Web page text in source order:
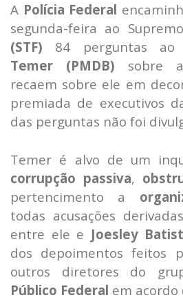
A Polícia Federal
segunda-feira ao
(STF) 84 perguntas ao
Temer (PMDB) sobre
recaem sobre ele em
premiada de executivos
das perguntas não foi
Temer é alvo de um
corrupção passiva,
pertencimento a
todas acusações
entre ele e Joesley
dos depoimentos feitos
outros diretores do
Público Federal em acordo